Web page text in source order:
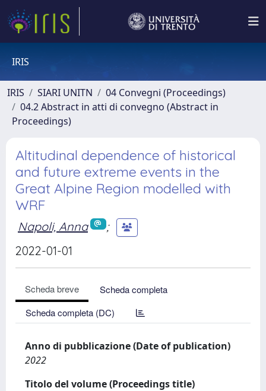
IRIS
IRIS SIARI UNITN
04 Convegni (Proceedings)
04.2 Abstract in atti di convegno (Abstract in
Proceedings)
Altitudinal dependence of historical
and future extreme events in the
Great Alpine Region modelled with
WRF
Napoli, Anna
;
2022-01-01
Scheda breve
Scheda completa
Scheda completa (DC)
Anno di pubblicazione (Date of publication)
2022
Titolo del volume (Proceedings title)